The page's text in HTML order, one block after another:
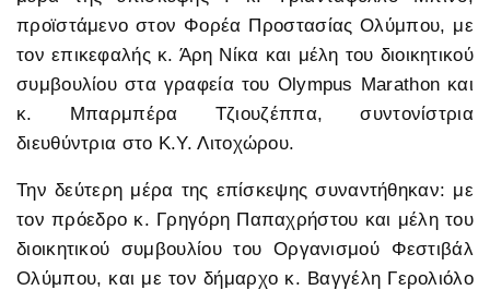
προϊστάμενο στον Φορέα Προστασίας Ολύμπου, με
τον επικεφαλής κ. Άρη Νίκα και μέλη του διοικητικού
συμβουλίου στα γραφεία του Olympus Marathon και
κ. Μπαρμπέρα Τζιουζέππα, συντονίστρια
διευθύντρια στο Κ.Υ. Λιτοχώρου.
Την δεύτερη μέρα της επίσκεψης συναντήθηκαν: με
τον πρόεδρο κ. Γρηγόρη Παπαχρήστου και μέλη του
διοικητικού συμβουλίου του Οργανισμού Φεστιβάλ
Ολύμπου, και με τον δήμαρχο κ. Βαγγέλη Γερολιόλο